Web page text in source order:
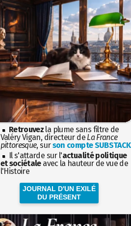
Retrouvez la plume sans filtre de
Valéry Vigan, directeur de La France
pittoresque, surson compte SUBSTACK
Il s'attarde sur l'actualité politique
et sociétaleavec la hauteur de vue de
l'Histoire
JOURNAL D'UN EXILÉ
DU PRÉSENT